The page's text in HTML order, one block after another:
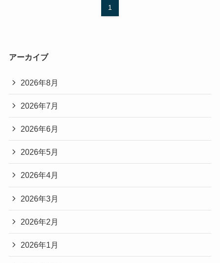
1
アーカイブ
2026年8月
2026年7月
2026年6月
2026年5月
2026年4月
2026年3月
2026年2月
2026年1月